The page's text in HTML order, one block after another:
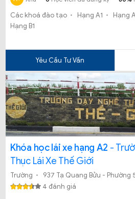
Các khoá đào tạo Hạng A1 Hạng
Hạng B1
Yêu Cầu Tư Vấn
Khóa học lái xe hạng A2 -
Thục Lái Xe Thế Giới
Trường 937 Tạ Quang Bửu - Phường
4 đánh giá